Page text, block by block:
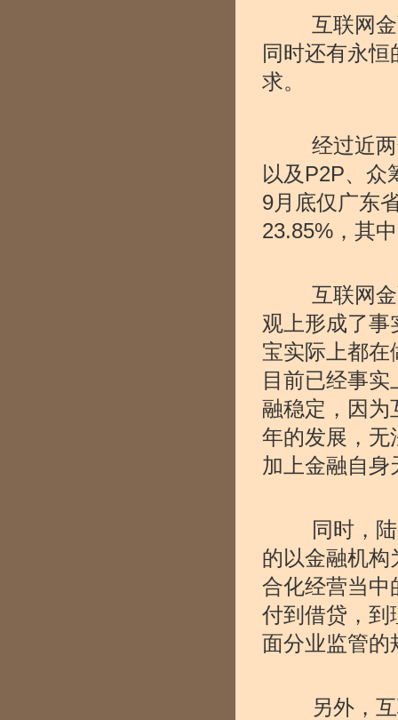
互联网金融
同时还有永
求。
经过近两年
以及P2P、众
9月底仅广东
23.85%，其
互联网金融
观上形成了事
宝实际上都在
目前已经事
融稳定，因为
年的发展，无
加上金融自身
同时，陆磊
的以金融机构
合化经营当中
付到借贷，到
面分业监管的
另外，互联